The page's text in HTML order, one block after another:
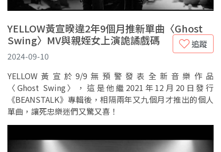
YELLOW黃宣暌違2年9個月推新單曲〈Ghost
Swing〉MV與親姪女上演詭譎戲碼
追蹤
2024-09-10
YELLOW黃宣於9/9無預警發表全新音樂作品
〈Ghost Swing〉，這是他繼2021年12月20日發行
《BEANSTALK》專輯後，相隔兩年又九個月才推出的個人
單曲，讓死忠樂迷們又驚又喜！